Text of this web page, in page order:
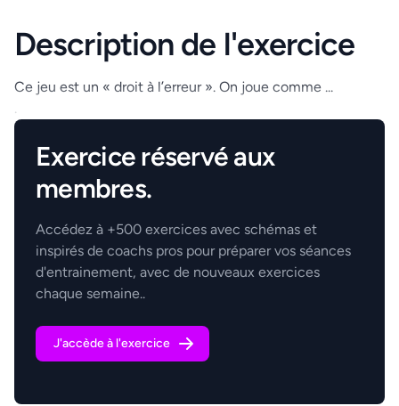
Description de l'exercice
Ce jeu est un « droit à l’erreur ». On joue comme ...
.
Exercice réservé aux
membres.
Accédez à +500 exercices avec schémas et
inspirés de coachs pros pour préparer vos séances
d'entrainement, avec de nouveaux exercices
chaque semaine..
J'accède à l'exercice